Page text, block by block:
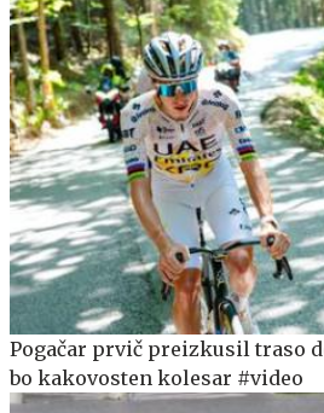
Pogačar prvič preizkusil traso
bo kakovosten kolesar #video